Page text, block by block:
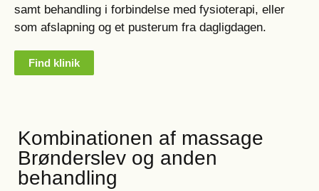
samt behandling i forbindelse med fysioterapi, eller
som afslapning og et pusterum fra dagligdagen.
Find klinik
Kombinationen af massage
Brønderslev og anden
behandling